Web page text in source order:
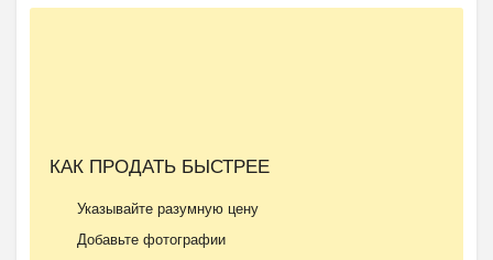
КАК ПРОДАТЬ БЫСТРЕЕ
Указывайте разумную цену
Добавьте фотографии